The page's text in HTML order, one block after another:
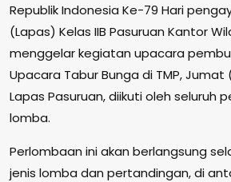
Republik Indonesia Ke-79 Hari
(Lapas) Kelas IIB Pasuruan Kantor
menggelar kegiatan upacara
Upacara Tabur Bunga di TMP,
Lapas Pasuruan, diikuti oleh seluruh
lomba.
Perlombaan ini akan berlangsung
jenis lomba dan pertandingan, di